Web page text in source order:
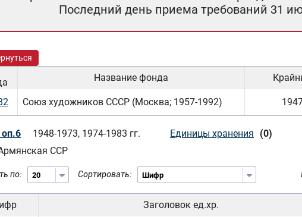
Последний день приема требований 31
Название фонда
Союз художников СССР (Москва; 1957-1992)
1948-1973, 1974-1983 гг. Единицы хранения (0)
ССР
по: Сортировать:
Заголовок ед.хр.